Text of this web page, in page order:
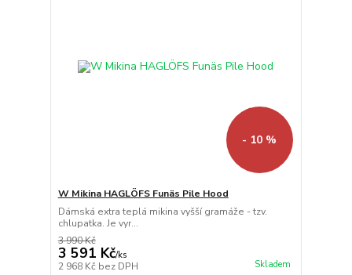
- 10 %
W Mikina HAGLÖFS Funäs Pile Hood
Dámská extra teplá mikina vyšší gramáže - tzv.
chlupatka. Je vyr...
3 990 Kč
3 591 Kč/ks
2 968 Kč bez DPH Skladem